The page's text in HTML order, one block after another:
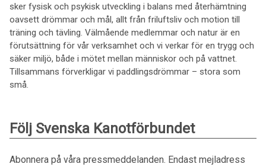
sker fysisk och psykisk utveckling i balans med återhämtning
oavsett drömmar och mål, allt från friluftsliv och motion till
träning och tävling. Välmående medlemmar och natur är en
förutsättning för vår verksamhet och vi verkar för en trygg och
säker miljö, både i mötet mellan människor och på vattnet.
Tillsammans förverkligar vi paddlingsdrömmar – stora som
små.
Följ Svenska Kanotförbundet
Abonnera på våra pressmeddelanden. Endast mejladress